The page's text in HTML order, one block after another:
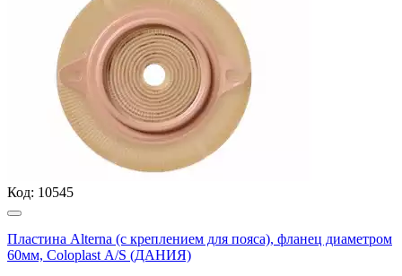
Код: 10545
Пластина Alterna (с креплением для пояса), фланец диаметром
60мм, Coloplast А/S (ДАНИЯ)